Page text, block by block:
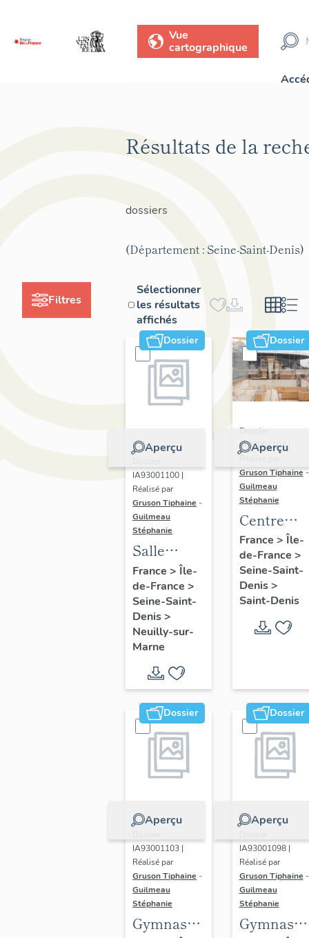
Vue
cartographique
Filtres
Résultats de la
dossiers
(Département : Seine-Saint-Denis)
Sélectionner
les résultats
affichés
Dossier
Aperçu
IA93001100 |
Réalisé par
Gruson Tiphaine -
Guilmeau
Stéphanie
Salle
omnisports
Marcel-
Cerdan
France > Île-
de-France >
Seine-Saint-
Denis>
Neuilly-sur-
Marne
Dossier
Aperçu
Dossier
IA93001104 |
Gruson Tiphaine-
Guilmeau
Stéphanie
Centre
aquatique
olympique
France > Île-
de-France >
Seine-Saint-
Denis>
Saint-Denis
Dossier
Aperçu
IA93001103 |
Réalisé par
Gruson Tiphaine -
Guilmeau
Stéphanie
Gymnase
Dossier
Aperçu
IA93001098 |
Réalisé par
Gruson Tiphaine -
Guilmeau
Stéphanie
Gymnase